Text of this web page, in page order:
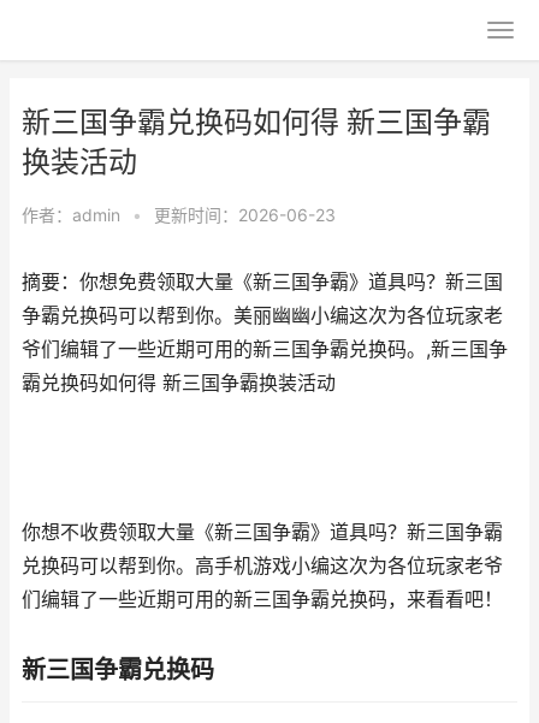
新三国争霸兑换码如何得 新三国争霸
换装活动
作者： admin • 更新时间：2026-06-23
摘要：你想免费领取大量《新三国争霸》道具吗？新三国
争霸兑换码可以帮到你。美丽幽幽小编这次为各位玩家老
爷们编辑了一些近期可用的新三国争霸兑换码。,新三国争
霸兑换码如何得 新三国争霸换装活动
你想不收费领取大量《新三国争霸》道具吗？新三国争霸
兑换码可以帮到你。高手机游戏小编这次为各位玩家老爷
们编辑了一些近期可用的新三国争霸兑换码，来看看吧！
新三国争霸兑换码